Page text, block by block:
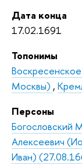
Дата конца
17.02.1691
Топонимы
Москвы) ,
Персоны
Богословский
Алексеевич
Иван)